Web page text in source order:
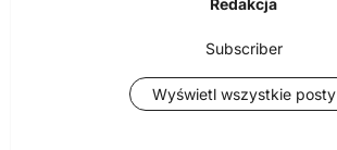
Redakcja
Subscriber
Wyświetl wszystkie posty